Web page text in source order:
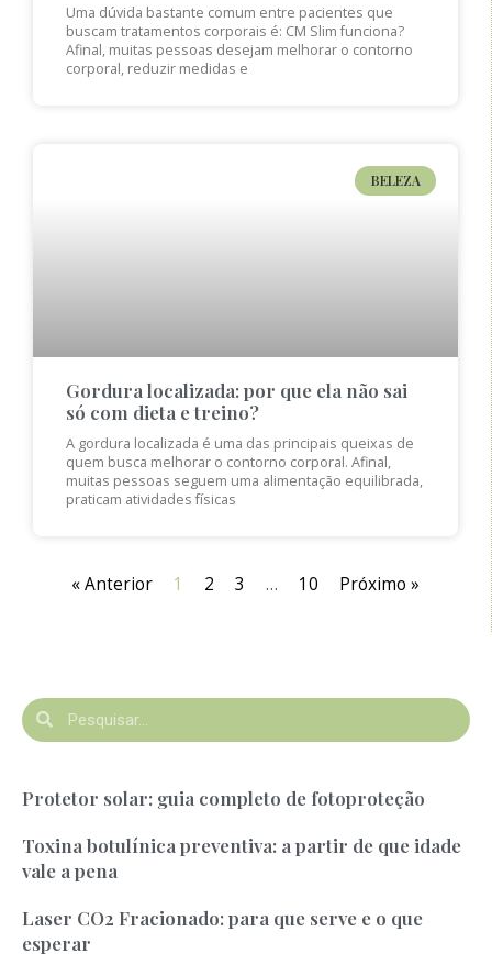
Uma dúvida bastante comum entre pacientes que
buscam tratamentos corporais é: CM Slim funciona?
Afinal, muitas pessoas desejam melhorar o contorno
corporal, reduzir medidas e
BELEZA
Gordura localizada: por que ela não sai
só com dieta e treino?
A gordura localizada é uma das principais queixas de
quem busca melhorar o contorno corporal. Afinal,
muitas pessoas seguem uma alimentação equilibrada,
praticam atividades físicas
« Anterior 1 2 3 … 10 Próximo »
Protetor solar: guia completo de fotoproteção
Toxina botulínica preventiva: a partir de que idade
vale a pena
Laser CO2 Fracionado: para que serve e o que
esperar